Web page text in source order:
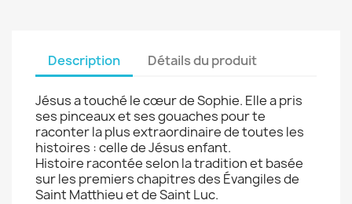
Description Détails du produit
Jésus a touché le cœur de Sophie. Elle a pris
ses pinceaux et ses gouaches pour te
raconter la plus extraordinaire de toutes les
histoires : celle de Jésus enfant.
Histoire racontée selon la tradition et basée
sur les premiers chapitres des Évangiles de
Saint Matthieu et de Saint Luc.